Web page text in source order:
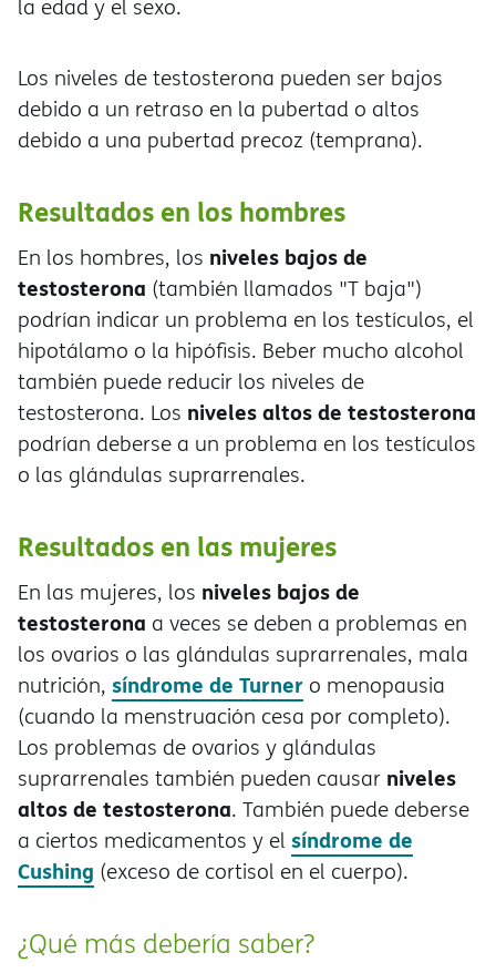
la edad y el sexo.
Los niveles de testosterona pueden ser bajos
debido a un retraso en la pubertad o altos
debido a una pubertad precoz (temprana).
Resultados en los hombres
En los hombres, los niveles bajos de
testosterona (también llamados "T baja")
podrían indicar un problema en los testículos, el
hipotálamo o la hipófisis. Beber mucho alcohol
también puede reducir los niveles de
testosterona. Los niveles altos de testosterona
podrían deberse a un problema en los testículos
o las glándulas suprarrenales.
Resultados en las mujeres
En las mujeres, los niveles bajos de
testosterona a veces se deben a problemas en
los ovarios o las glándulas suprarrenales, mala
nutrición, síndrome de Turner o menopausia
(cuando la menstruación cesa por completo).
Los problemas de ovarios y glándulas
suprarrenales también pueden causar niveles
altos de testosterona. También puede deberse
a ciertos medicamentos y el síndrome de
Cushing (exceso de cortisol en el cuerpo).
¿Qué más debería saber?